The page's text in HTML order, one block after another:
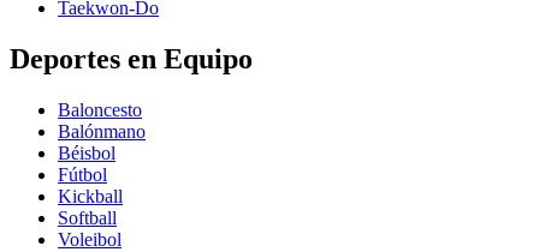
Taekwon-Do
Deportes en Equipo
Baloncesto
Balónmano
Béisbol
Fútbol
Kickball​
Softball​
Voleibol​